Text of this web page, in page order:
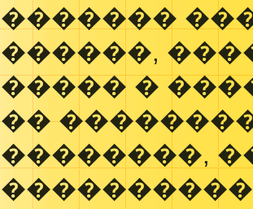
�������
������,
����� �
��
��������,